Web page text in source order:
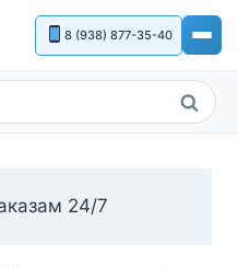
8 (938) 877-35-40
Поиск
24/7